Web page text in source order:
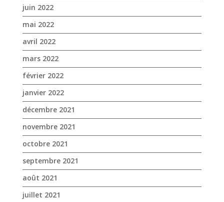
juin 2022
mai 2022
avril 2022
mars 2022
février 2022
janvier 2022
décembre 2021
novembre 2021
octobre 2021
septembre 2021
août 2021
juillet 2021